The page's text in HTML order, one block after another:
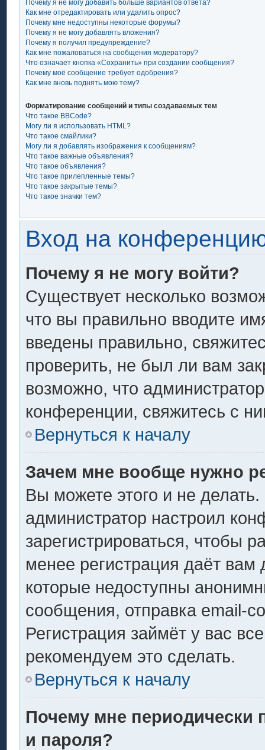
Почему я не могу добавить больше вариантов ответа?
Как мне отредактировать или удалить опрос?
Почему мне недоступны некоторые форумы?
Почему я не могу добавлять вложения?
Почему я получил предупреждение?
Как мне пожаловаться на сообщения модератору?
Что означает кнопка «Сохранить» при создании сообщения?
Почему моё сообщение требует одобрения?
Как мне вновь поднять мою тему?
Форматирование сообщений и типы создаваемых тем
Что такое BBCode?
Могу ли я использовать HTML?
Что такое смайлики?
Могу ли я добавлять изображения к сообщениям?
Что такое важные объявления?
Что такое объявления?
Что такое прилепленные темы?
Что такое закрытые темы?
Что такое значки тем?
Вход на
Почему я не могу войти?
Существует несколько
что вы правильно вводите
введены правильно,
проверить, не был ли вам
возможно, что
конференции, свяжитесь с
Вернуться к началу
Зачем мне вообще нужно
Вы можете этого и не делать.
администратор настроил
зарегистрироваться, чтобы
менее регистрация даёт
которые недоступны
сообщения, отправка email-
Регистрация займёт у вас
рекомендуем это сделать.
Вернуться к началу
Почему мне периодически
и пароля?